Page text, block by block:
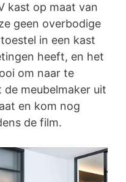
kast op maat van
geen overbodige
in een kast
heeft, en het
om naar te
de meubelmaker uit
en kom nog
de film.